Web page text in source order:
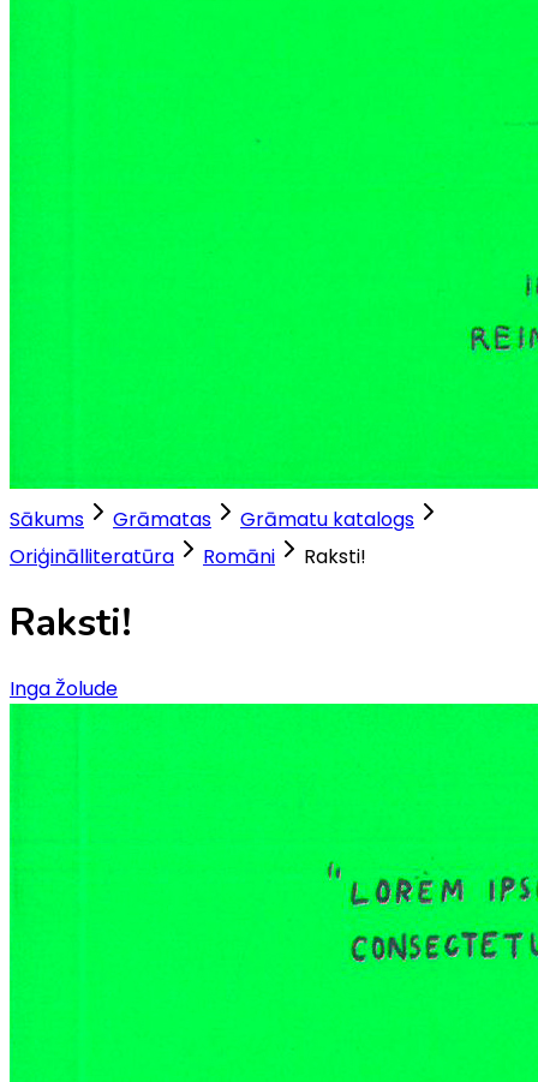
Sākums Grāmatas
Grāmatu katalogs
Oriģinālliteratūra
Romāni Raksti!
Raksti!
Inga Žolude